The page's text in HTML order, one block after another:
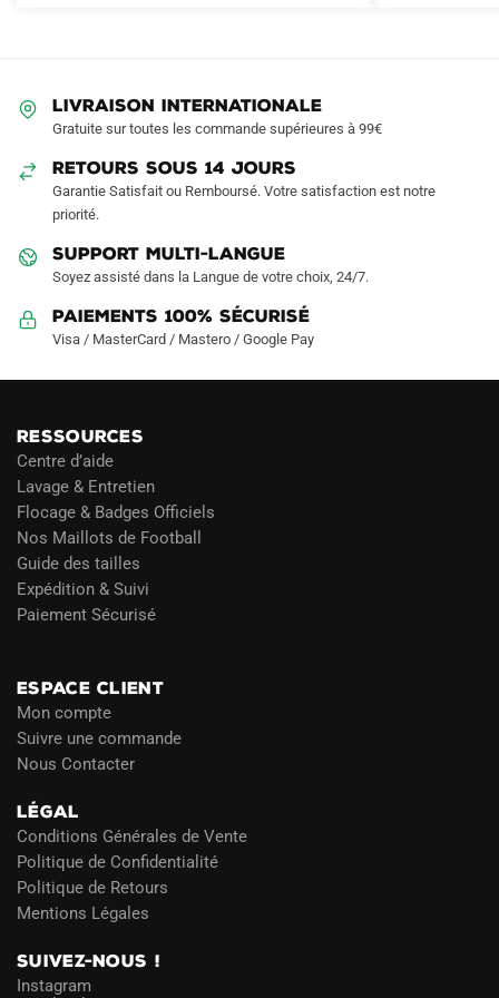
choisies
la
page
produit
LIVRAISON INTERNATIONALE
Gratuite sur toutes les commande supérieures à 99€
RETOURS SOUS 14 JOURS
Garantie Satisfait ou Remboursé. Votre satisfaction est notre
priorité.
SUPPORT MULTI-LANGUE
Soyez assisté dans la Langue de votre choix, 24/7.
Paiements 100% Sécurisé
Visa / MasterCard / Mastero / Google Pay
RESSOURCES
Centre d’aide
Lavage & Entretien
Flocage & Badges Officiels
Nos Maillots de Football
Guide des tailles
Expédition & Suivi
Paiement Sécurisé
ESPACE CLIENT
Mon compte
Suivre une commande
Nous Contacter
LÉGAL
Conditions Générales de Vente
Politique de Confidentialité
Politique de Retours
Mentions Légales
SUIVEZ-NOUS !
Instagram